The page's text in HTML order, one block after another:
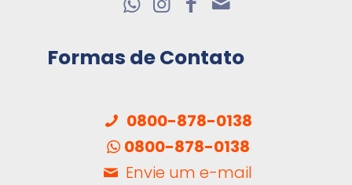
Formas de Contato
0800-878-0138
0800-878-0138
Envie um e-mail